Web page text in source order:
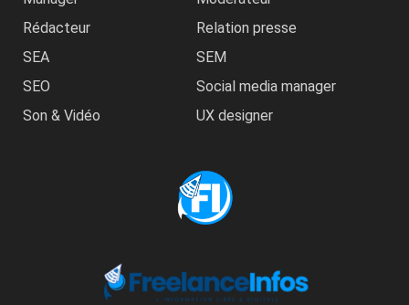
Rédacteur
Relation presse
SEA
SEM
SEO
Social media manager
Son & Vidéo
UX designer